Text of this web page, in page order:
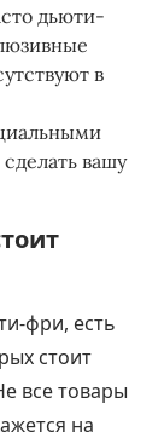
дьюти-
в
вашу
фри, есть
стоит
все товары
на